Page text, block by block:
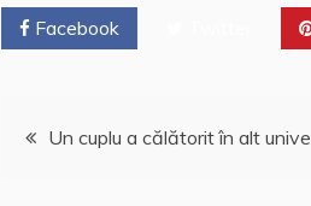
o
o
Facebook
Navigare
Un cuplu a călătorit în alt